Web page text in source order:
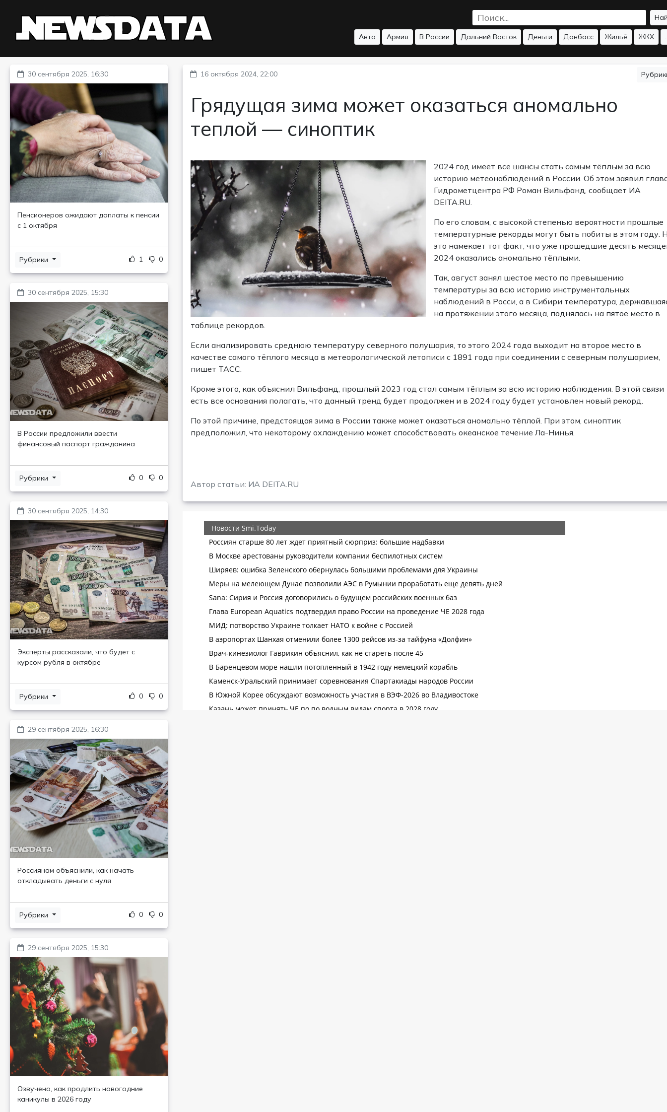
Авто Армия В России Дальний Восток Деньги Донбасс Жильё ЖКХ
30 сентября 2025, 16:30
Пенсионеров ожидают доплаты к пенсии
с 1 октября
Рубрики 1 0
30 сентября 2025, 15:30
В России предложили ввести
финансовый паспорт гражданина
Рубрики 0 0
30 сентября 2025, 14:30
Эксперты рассказали, что будет с
курсом рубля в октябре
Рубрики 0 0
29 сентября 2025, 16:30
Россиянам объяснили, как начать
откладывать деньги с нуля
Рубрики 0 0
29 сентября 2025, 15:30
Озвучено, как продлить новогодние
каникулы в 2026 году
16 октября 2024, 22:00
Грядущая зима может оказаться аномально
теплой — синоптик
2024 год имеет все шансы стать самым тёплым за всю
историю метеонаблюдений в России. Об этом заявил
Гидрометцентра РФ Роман Вильфанд, сообщает ИА
DEITA.RU.
По его словам, с высокой степенью вероятности прошлые
температурные рекорды могут быть побиты в этом году.
это намекает тот факт, что уже прошедшие десять
2024 оказались аномально тёплыми.
Так, август занял шестое место по превышению
температуры за всю историю инструментальных
наблюдений в Росси, а в Сибири температура,
на протяжении этого месяца, поднялась на пятое место в
таблице рекордов.
Если анализировать среднюю температуру северного полушария, то этого 2024 года выходит на второе место в
качестве самого тёплого месяца в метеорологической летописи с 1891 года при соединении с северным полушарием,
пишет ТАСС.
Кроме этого, как объяснил Вильфанд, прошлый 2023 год стал самым тёплым за всю историю наблюдения. В этой связи
есть все основания полагать, что данный тренд будет продолжен и в 2024 году будет установлен новый рекорд.
По этой причине, предстоящая зима в России также может оказаться аномально тёплой. При этом, синоптик
предположил, что некоторому охлаждению может способствовать океанское течение Ла-Нинья.
Автор статьи: ИА DEITA.RU